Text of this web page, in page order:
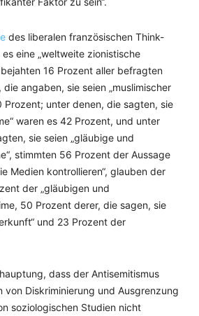
des liberalen französischen Think-
eine „weltweite zionistische
16 Prozent aller befragten
die angaben, sie seien „muslimischer
Prozent; unter denen, die sagten, sie
waren es 42 Prozent, und unter
sie seien „gläubige und
stimmten 56 Prozent der Aussage
Medien kontrollieren“, glauben der
der „gläubigen und
50 Prozent derer, die sagen, sie
und 23 Prozent der
dass der Antisemitismus
von Diskriminierung und Ausgrenzung
soziologischen Studien nicht